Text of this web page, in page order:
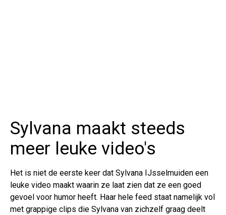
Sylvana maakt steeds
meer leuke video's
Het is niet de eerste keer dat Sylvana IJsselmuiden een
leuke video maakt waarin ze laat zien dat ze een goed
gevoel voor humor heeft. Haar hele feed staat namelijk vol
met grappige clips die Sylvana van zichzelf graag deelt